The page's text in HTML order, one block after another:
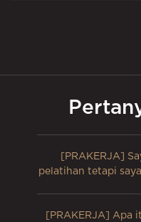
[PRAKERJA]
pelatihan tetapi
[PRAKERJA] Apa